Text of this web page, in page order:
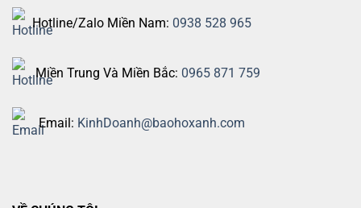
Hotline/Zalo Miền Nam: 0938 528 965
Miền Trung Và Miền Bắc: 0965 871 759
Email: KinhDoanh@baohoxanh.com